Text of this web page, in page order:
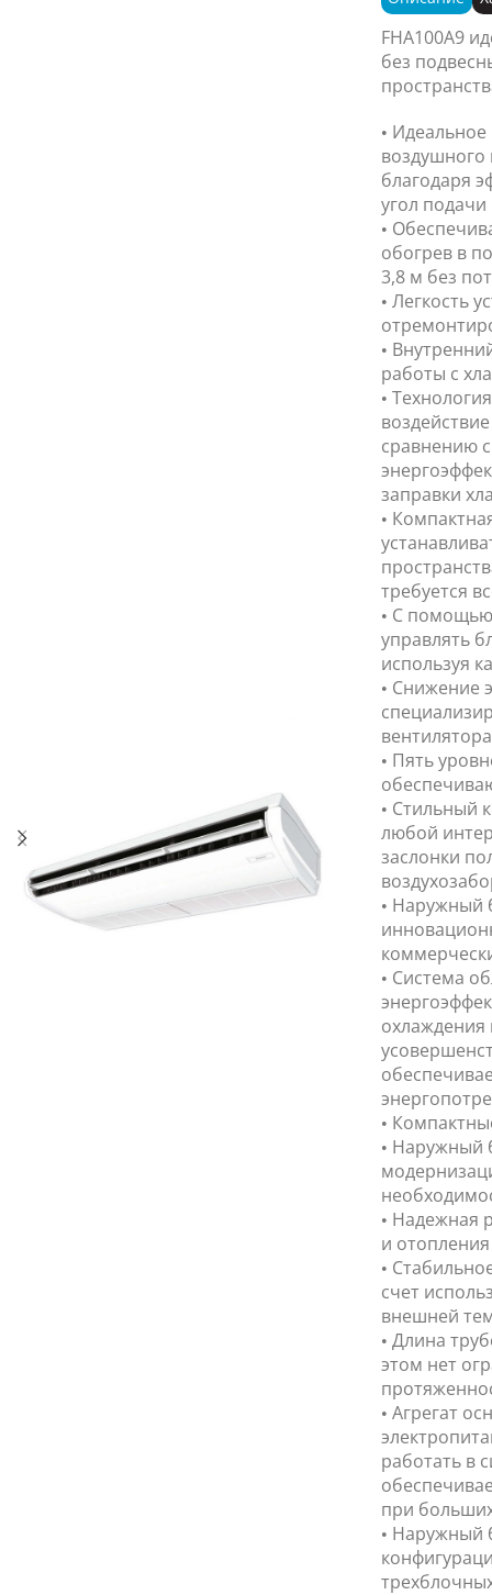
FHA100A9
без
•
благодаря
угол подачи
•
обогрев в
3,8 м без
• Легкость
•
работы с
•
сравнению
заправки
•
требуется
• С
управлять
используя
• Снижение
• Пять
• Стильный
любой
заслонки
• Наружный
• Система
охлаждения
•
• Наружный
• Надежная
и
•
счет
внешней
• Длина
этом нет
• Агрегат
работать в
при
• Наружный